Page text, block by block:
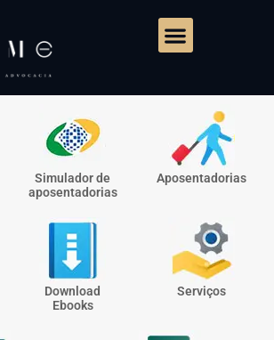
Simulador de
aposentadorias
Aposentadorias
Download
Ebooks
Serviços